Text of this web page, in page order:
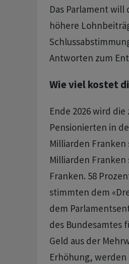
Das Parlament
höhere
Antworten zum
Wie viel kostet
Ende 2026 wird
Pensionierten in
Milliarden Franken
Milliarden Franken
Franken. 58
stimmten dem
dem
des Bundesamtes
Geld aus der
Erhöhung, werden